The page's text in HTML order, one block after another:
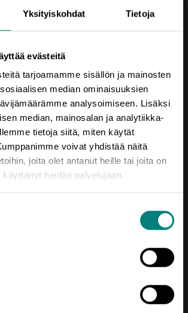
Yksityiskohdat Tietoja
evästeitä
tarjoamamme sisällön ja mainosten
median ominaisuuksien
analysoimiseen. Lisäksi
median, mainosalan ja analytiikka-
tietoja siitä, miten käytät
voivat yhdistää näitä
joita olet antanut heille tai joita on
heidän palvelujaan.